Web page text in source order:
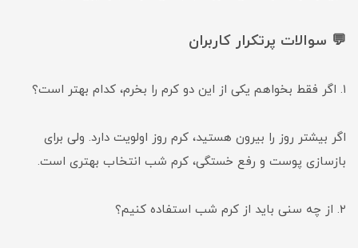
💬 سوالات پرتکرار کاربران
۱. اگر فقط بخواهم یکی از این دو کرم را بخرم، کدام بهتر است؟
اگر بیشتر روز را بیرون هستید، کرم روز اولویت دارد. ولی برای
بازسازی پوست و رفع خستگی، کرم شب انتخاب بهتری است.
۲. از چه سنی باید از کرم شب استفاده کنیم؟